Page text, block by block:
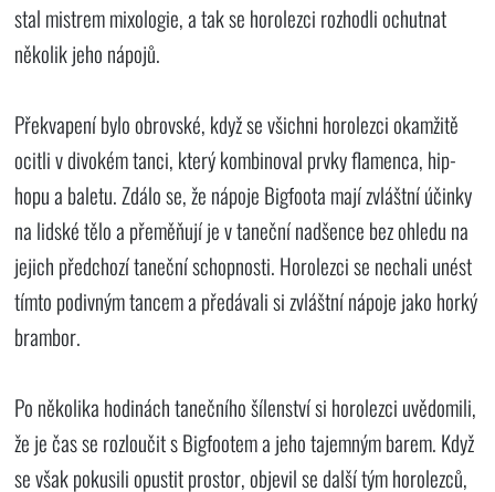
stal mistrem mixologie, a tak se horolezci rozhodli ochutnat
několik jeho nápojů.
Překvapení bylo obrovské, když se všichni horolezci okamžitě
ocitli v divokém tanci, který kombinoval prvky flamenca, hip-
hopu a baletu. Zdálo se, že nápoje Bigfoota mají zvláštní účinky
na lidské tělo a přeměňují je v taneční nadšence bez ohledu na
jejich předchozí taneční schopnosti. Horolezci se nechali unést
tímto podivným tancem a předávali si zvláštní nápoje jako horký
brambor.
Po několika hodinách tanečního šílenství si horolezci uvědomili,
že je čas se rozloučit s Bigfootem a jeho tajemným barem. Když
se však pokusili opustit prostor, objevil se další tým horolezců,